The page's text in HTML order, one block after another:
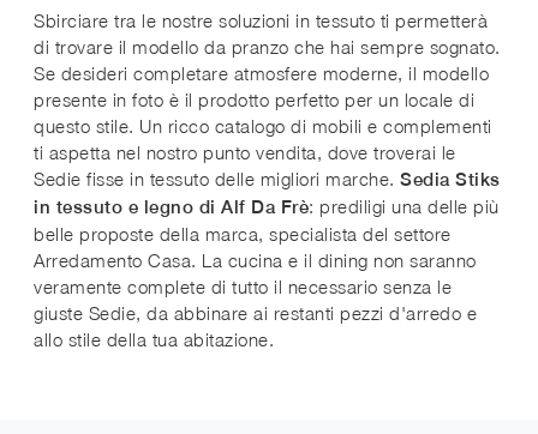
Sbirciare tra le nostre soluzioni in tessuto ti permetterà
di trovare il modello da pranzo che hai sempre sognato.
Se desideri completare atmosfere moderne, il modello
presente in foto è il prodotto perfetto per un locale di
questo stile. Un ricco catalogo di mobili e complementi
ti aspetta nel nostro punto vendita, dove troverai le
Sedie fisse in tessuto delle migliori marche. Sedia Stiks
in tessuto e legno di Alf Da Frè: prediligi una delle più
belle proposte della marca, specialista del settore
Arredamento Casa. La cucina e il dining non saranno
veramente complete di tutto il necessario senza le
giuste Sedie, da abbinare ai restanti pezzi d'arredo e
allo stile della tua abitazione.